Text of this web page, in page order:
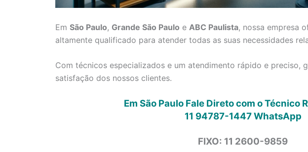
Em São Paulo, Grande São Paulo e ABC Paulista, nossa empresa
altamente qualificado para atender todas as suas necessidades
Com técnicos especializados e um atendimento rápido e preciso,
satisfação dos nossos clientes.
Em São Paulo Fale Direto com o Técnico
11 94787-1447WhatsApp
FIXO: 11 2600-9859